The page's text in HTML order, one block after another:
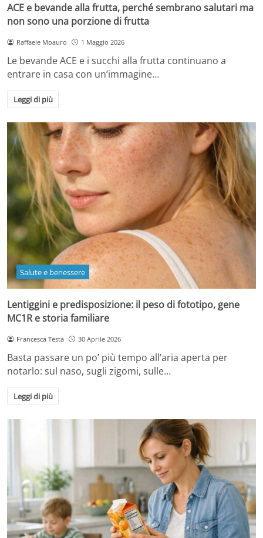
ACE e bevande alla frutta, perché sembrano salutari ma
non sono una porzione di frutta
Raffaele Moauro 1 Maggio 2026
Le bevande ACE e i succhi alla frutta continuano a
entrare in casa con un’immagine…
Leggi di più
Salute e benessere
Lentiggini e predisposizione: il peso di fototipo, gene
MC1R e storia familiare
Francesca Testa 30 Aprile 2026
Basta passare un po’ più tempo all’aria aperta per
notarlo: sul naso, sugli zigomi, sulle…
Leggi di più